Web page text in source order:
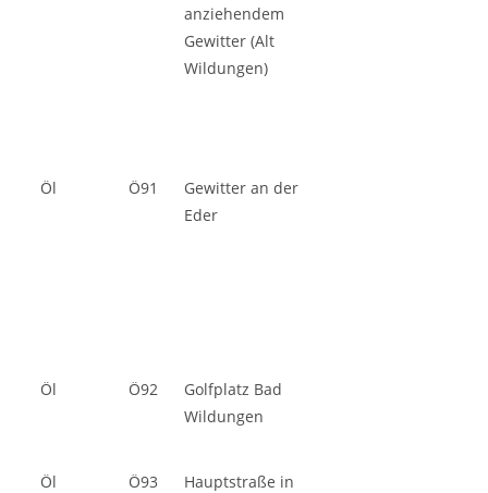
anziehendem
Gewitter (Alt
Wildungen)
Öl Ö91
Gewitter an der
Eder
Öl Ö92
Golfplatz Bad
Wildungen
Öl Ö93
Hauptstraße in